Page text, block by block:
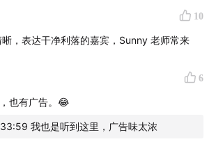
底值不值得买？
证过两地保险市场 26 年风云的前辈
么与众不同？它的本质是什么？
解。
or 贬值。
更应该看重资产配置，而不是赌汇率。
一个接收账户。
自由的国际金融中心，对反洗钱要求非常严
10
，表达干净利落的嘉宾，Sunny 老师常来
6
也有广告。😂
33:59 我也是听到这里，广告味太浓